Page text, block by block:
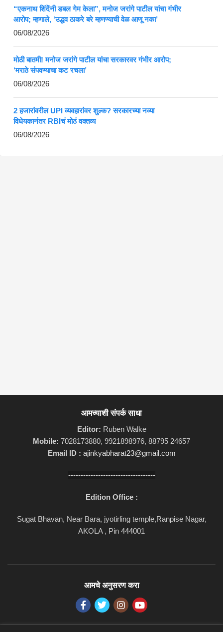
“एकनाथ शिंदेंनी डबल गेम केला”, मनोज जरांगे पाटील यांचा गंभीर
आरोप; म्हणाले, ‘उद्धव ठाकरे बरे म्हणण्याची वेळ आणू नका’
06/08/2026
मोठी बातमी! मनोज जरांगे पाटील यांचा सरकारवर गंभीर आरोप;
‘मराठे संपवण्याचा कट रचला’
06/08/2026
2 हजारांवरील UPI व्यवहारांवर शुल्क? सरकारच्या नव्या
विधेयकानंतर RBIचं मोठं वक्तव्य
06/08/2026
आमच्याशी संपर्क साधा
Editor: Ruben Walke
Mobile: 7028173880, 9921898976, 88795 24657
Email ID : ajinkyabharat23@gmail.com
-----------------------------------
Edition Office :
Sugat Bhavan, Near Bara, jyotirling temple,Ranpise Nagar,
AKOLA , Pin 444001
आमचे अनुसरण करा